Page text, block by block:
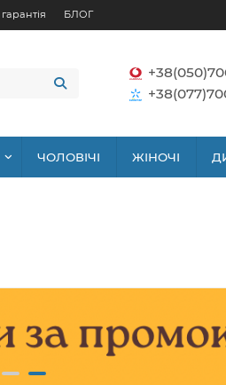
БЛОГ
ЧОЛОВІЧІ ЖІНОЧІ